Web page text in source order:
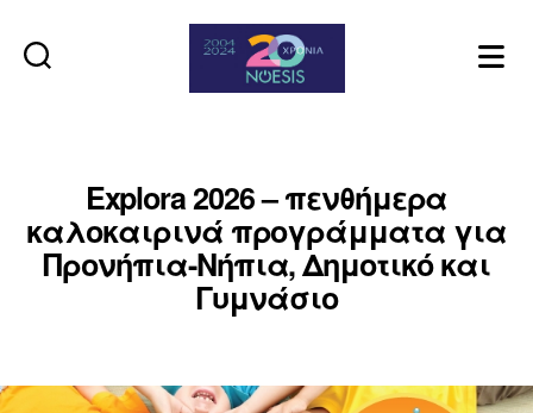
Explora 2026 – πενθήμερα
καλοκαιρινά προγράμματα για
Προνήπια-Νήπια, Δημοτικό και
Γυμνάσιο